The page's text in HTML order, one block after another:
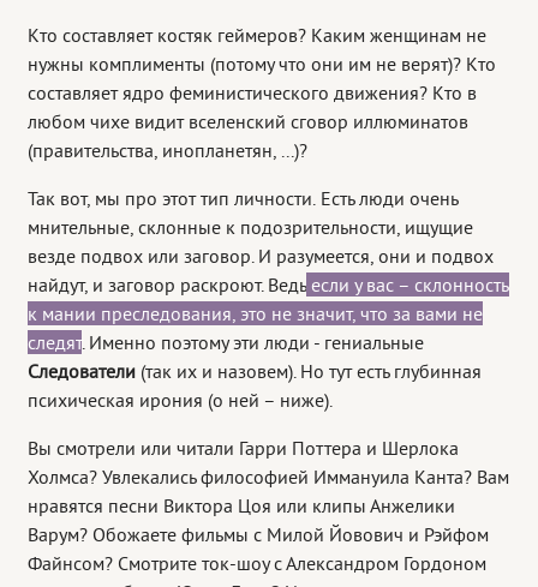
Кто составляет костяк геймеров? Каким женщинам не
нужны комплименты (потому что они им не верят)? Кто
составляет ядро феминистического движения? Кто в
любом чихе видит вселенский сговор иллюминатов
(правительства, инопланетян, ...)?
Так вот, мы про этот тип личности. Есть люди очень
мнительные, склонные к подозрительности, ищущие
везде подвох или заговор. И разумеется, они и подвох
найдут, и заговор раскроют. Ведь если у вас – склонность
к мании преследования, это не значит, что за вами не
следят. Именно поэтому эти люди - гениальные
Следователи (так их и назовем). Но тут есть глубинная
психическая ирония (о ней – ниже).
Вы смотрели или читали Гарри Поттера и Шерлока
Холмса? Увлекались философией Иммануила Канта? Вам
нравятся песни Виктора Цоя или клипы Анжелики
Варум? Обожаете фильмы с Милой Йовович и Рэйфом
Файнсом? Смотрите ток-шоу с Александром Гордоном